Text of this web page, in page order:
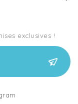
exclusives !